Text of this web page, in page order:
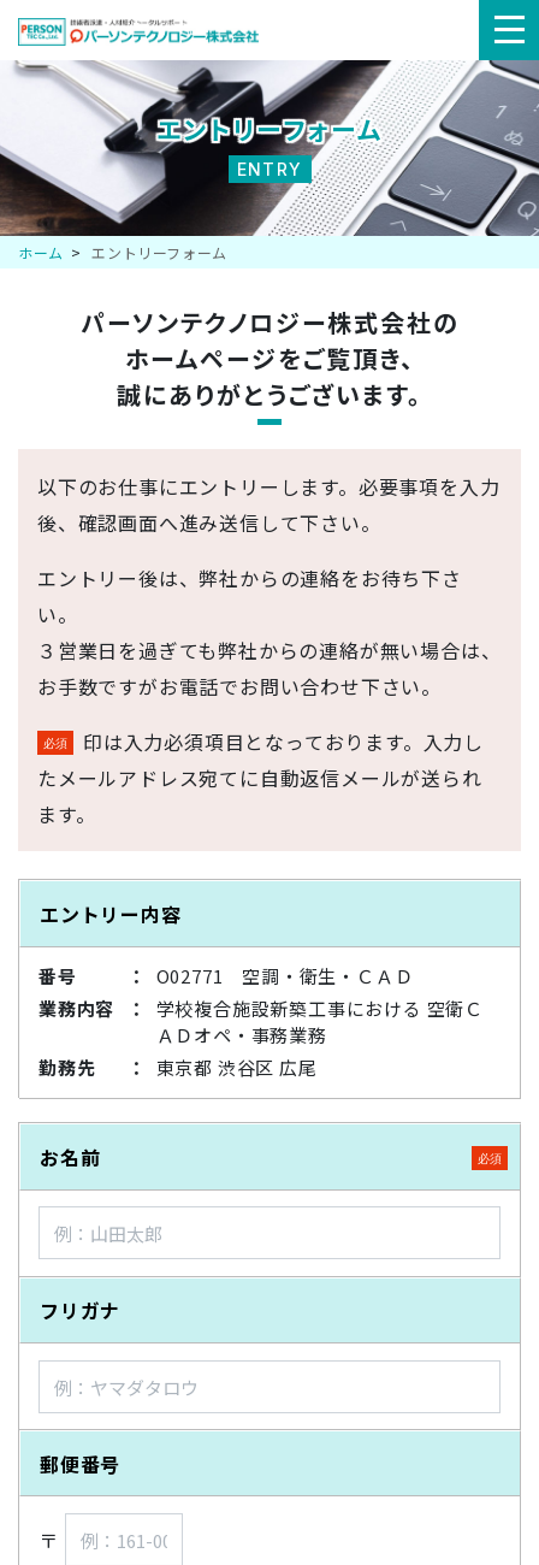
エントリーフォーム
ENTRY
ホーム エントリーフォーム
パーソンテクノロジー株式会社の
ホームページをご覧頂き、
誠にありがとうございます。
以下のお仕事にエントリーします。必要事項を入力
後、確認画面へ進み送信して下さい。
エントリー後は、弊社からの連絡をお待ち下さ
い。
３営業日を過ぎても弊社からの連絡が無い場合は、
お手数ですがお電話でお問い合わせ下さい。
印は入力必須項目となっております。入力し
たメールアドレス宛てに自動返信メールが送られ
ます。
エントリー内容
番号
O02771 空調・衛生・ＣＡＤ
業務内容
学校複合施設新築工事における 空衛Ｃ
ＡＤオペ・事務業務
勤務先
東京都 渋谷区 広尾
お名前
フリガナ
郵便番号
〒
メ
ュ
ー